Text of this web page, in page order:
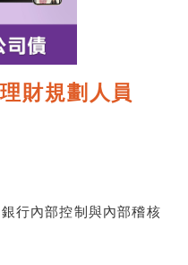
財規劃人員
行內部控制與內部稽核